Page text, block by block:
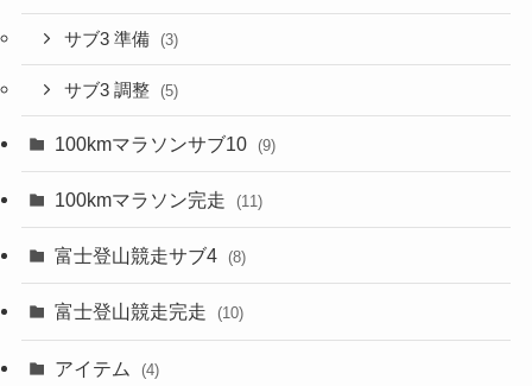
サブ3 準備 (3)
サブ3 調整 (5)
100kmマラソンサブ10 (9)
100kmマラソン完走 (11)
富士登山競走サブ4 (8)
富士登山競走完走 (10)
アイテム (4)